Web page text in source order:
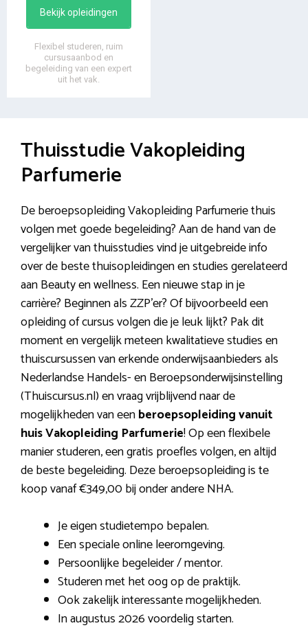
Bekijk opleidingen
Flexibel studeren, ruim
cursusaanbod en
begeleiding van een expert
uit het vak.
Thuisstudie Vakopleiding
Parfumerie
De beroepsopleiding Vakopleiding Parfumerie thuis
volgen met goede begeleiding? Aan de hand van de
vergelijker van thuisstudies vind je uitgebreide info
over de beste thuisopleidingen en studies gerelateerd
aan Beauty en wellness. Een nieuwe stap in je
carrière? Beginnen als ZZP’er? Of bijvoorbeeld een
opleiding of cursus volgen die je leuk lijkt? Pak dit
moment en vergelijk meteen kwalitatieve studies en
thuiscursussen van erkende onderwijsaanbieders als
Nederlandse Handels- en Beroepsonderwijsinstelling
(Thuiscursus.nl) en vraag vrijblijvend naar de
mogelijkheden van eenberoepsopleiding vanuit
huis Vakopleiding Parfumerie! Op een flexibele
manier studeren, een gratis proefles volgen, en altijd
de beste begeleiding. Deze beroepsopleiding is te
koop vanaf €349,00 bij onder andere NHA.
Je eigen studietempo bepalen.
Een speciale online leeromgeving.
Persoonlijke begeleider / mentor.
Studeren met het oog op de praktijk.
Ook zakelijk interessante mogelijkheden.
In augustus 2026 voordelig starten.